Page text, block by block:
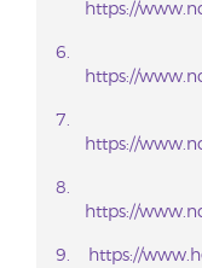
https://
https://
https://
https://
https://